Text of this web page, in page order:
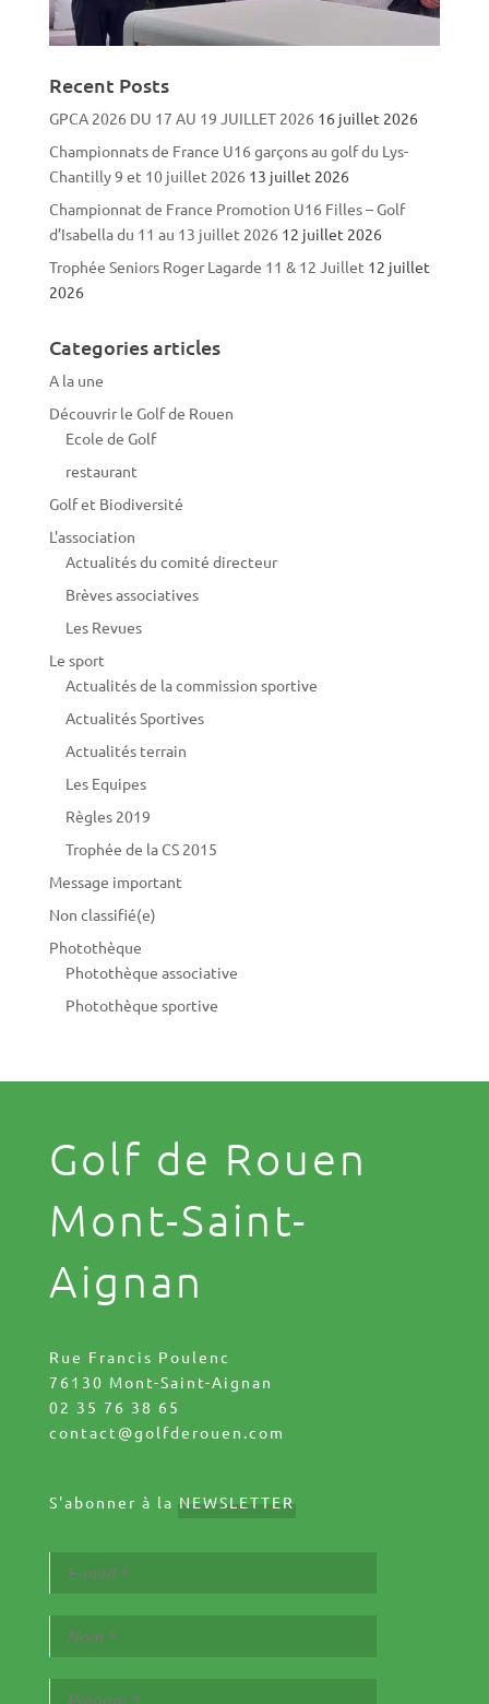
Recent Posts
GPCA 2026 DU 17 AU 19 JUILLET 2026 16 juillet 2026
Championnats de France U16 garçons au golf du Lys-
Chantilly 9 et 10 juillet 2026 13 juillet 2026
Championnat de France Promotion U16 Filles – Golf
d’Isabella du 11 au 13 juillet 2026 12 juillet 2026
Trophée Seniors Roger Lagarde 11 & 12 Juillet 12 juillet
2026
Categories articles
A la une
Découvrir le Golf de Rouen
Ecole de Golf
restaurant
Golf et Biodiversité
L'association
Actualités du comité directeur
Brèves associatives
Les Revues
Le sport
Actualités de la commission sportive
Actualités Sportives
Actualités terrain
Les Equipes
Règles 2019
Trophée de la CS 2015
Message important
Non classifié(e)
Photothèque
Photothèque associative
Photothèque sportive
Golf de Rouen
Mont-Saint-
Aignan
Rue Francis Poulenc
76130 Mont-Saint-Aignan
02 35 76 38 65
contact@golfderouen.com
S'abonner à la NEWSLETTER